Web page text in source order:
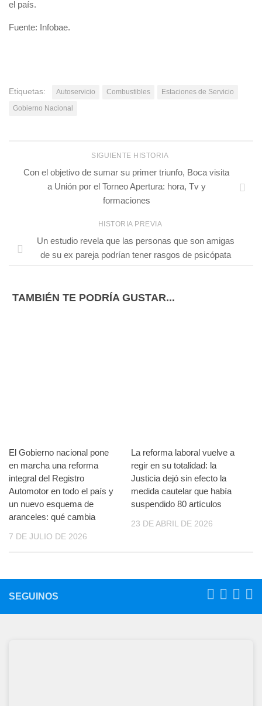
el país.
Fuente: Infobae.
Etiquetas: Autoservicio Combustibles
Estaciones de Servicio
Gobierno Nacional
SIGUIENTE HISTORIA
Con el objetivo de sumar su primer triunfo, Boca visita
a Unión por el Torneo Apertura: hora, Tv y
formaciones
HISTORIA PREVIA
Un estudio revela que las personas que son amigas
de su ex pareja podrían tener rasgos de psicópata
TAMBIÉN TE PODRÍA GUSTAR...
El Gobierno nacional pone
en marcha una reforma
integral del Registro
Automotor en todo el país y
un nuevo esquema de
aranceles: qué cambia
7 DE JULIO DE 2026
La reforma laboral vuelve a
regir en su totalidad: la
Justicia dejó sin efecto la
medida cautelar que había
suspendido 80 artículos
23 DE ABRIL DE 2026
SEGUINOS